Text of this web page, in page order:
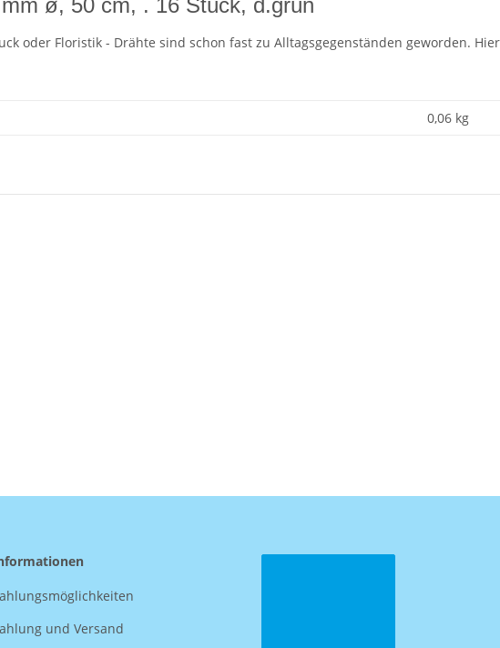
ø, 50 cm, . 16 Stück, d.grün
oder Floristik - Drähte sind schon fast zu Alltagsgegenständen geworden.
0,06 kg
und Versand